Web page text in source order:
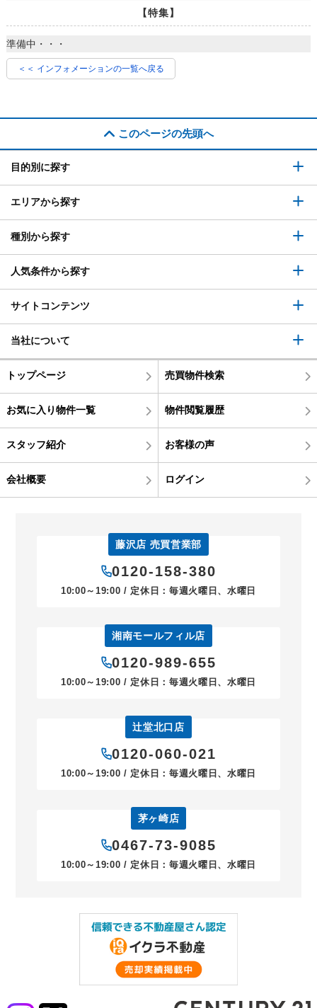
【特集】
準備中・・・
＜＜ インフォメーションの一覧へ戻る
このページの先頭へ
目的別に探す
エリアから探す
種別から探す
人気条件から探す
サイトコンテンツ
当社について
トップページ 売買物件検索
お気に入り物件一覧 物件閲覧履歴
スタッフ紹介 お客様の声
会社概要 ログイン
藤沢店 売買営業部
0120-158-380
10:00～19:00 / 定休日：毎週火曜日、水曜日
湘南モールフィル店
0120-989-655
10:00～19:00 / 定休日：毎週火曜日、水曜日
辻堂北口店
0120-060-021
10:00～19:00 / 定休日：毎週火曜日、水曜日
茅ヶ崎店
0467-73-9085
10:00～19:00 / 定休日：毎週火曜日、水曜日